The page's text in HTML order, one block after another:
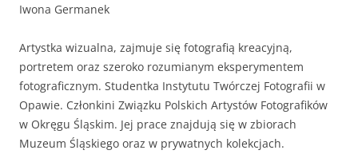
Iwona Ger­manek
Artys­t­ka wiz­ual­na, zaj­mu­je się fotografią krea­cyjną,
portretem oraz sze­roko rozu­mi­anym ekspery­mentem
fotograficznym. Stu­den­t­ka Insty­tu­tu Twór­czej Fotografii w
Opaw­ie. Członk­i­ni Związku Pol­s­kich Artys­tów Fotografików
w Okręgu Śląskim. Jej prace zna­j­du­ją się w zbio­rach
Muzeum Śląskiego oraz w pry­wat­nych kolekcjach.